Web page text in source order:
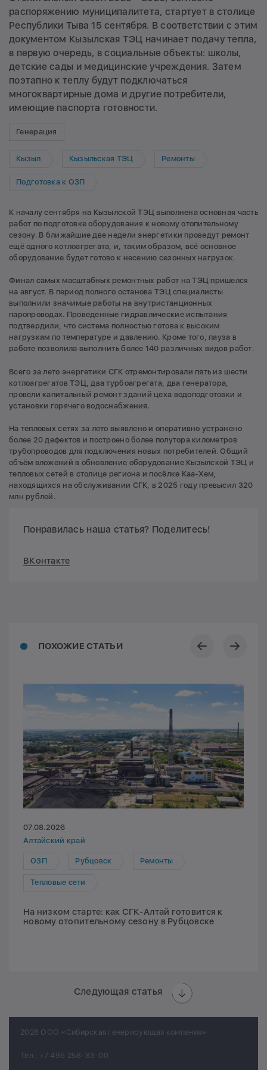
распоряжению муниципалитета, стартует в столице
Республики Тыва 15 сентября. В соответствии с этим
документом Кызылская ТЭЦ начинает подачу тепла,
в первую очередь, в социальные объекты: школы,
детские сады и медицинские учреждения. Затем
поэтапно к теплу будут подключаться
многоквартирные дома и другие потребители,
имеющие паспорта готовности.
Генерация
Кызыл Кызыльская ТЭЦ Ремонты
Подготовка к ОЗП
К началу сентября на Кызылской ТЭЦ выполнена основная часть
работ по подготовке оборудования к новому отопительному
сезону. В ближайшие две недели энергетики проведут ремонт
ещё одного котлоагрегата, и, таким образом, всё основное
оборудование будет готово к несению сезонных нагрузок.
Финал самых масштабных ремонтных работ на ТЭЦ пришелся
на август. В период полного останова ТЭЦ специалисты
выполнили значимые работы на внутристанционных
паропроводах. Проведенные гидравлические испытания
подтвердили, что система полностью готова к высоким
нагрузкам по температуре и давлению. Кроме того, пауза в
работе позволила выполнить более 140 различных видов работ.
Всего за лето энергетики СГК отремонтировали пять из шести
котлоагрегатов ТЭЦ, два турбоагрегата, два генератора,
провели капитальный ремонт зданий цеха водоподготовки и
установки горячего водоснабжения.
На тепловых сетях за лето выявлено и оперативно устранено
более 20 дефектов и построено более полутора километров
трубопроводов для подключения новых потребителей. Общий
объём вложений в обновление оборудование Кызылской ТЭЦ и
тепловых сетей в столице региона и посёлке Каа-Хем,
находящихся на обслуживании СГК, в 2025 году превысил 320
млн рублей.
Понравилась наша статья? Поделитесь!
ВКонтакте
ПОХОЖИЕ СТАТЬИ
07.08.2026
Алтайский край
ОЗП Рубцовск Ремонты
Тепловые сети
На низком старте: как СГК-Алтай готовится к
новому отопительному сезону в Рубцовске
Следующая статья
2026 ООО «Сибирская генерирующая компания»
Тел.: +7 495 258-83-00